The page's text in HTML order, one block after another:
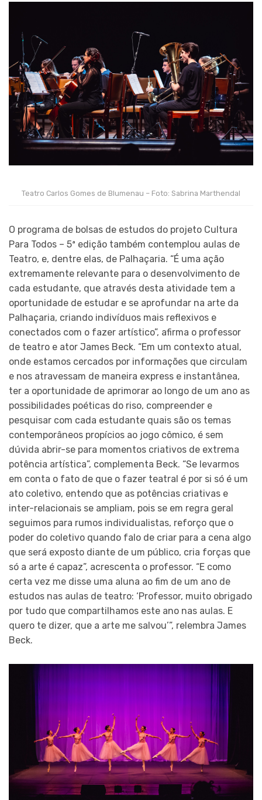
Teatro Carlos Gomes de Blumenau – Foto: Sabrina Marthendal
O programa de bolsas de estudos do projeto Cultura
Para Todos – 5ª edição também contemplou aulas de
Teatro, e, dentre elas, de Palhaçaria. “É uma ação
extremamente relevante para o desenvolvimento de
cada estudante, que através desta atividade tem a
oportunidade de estudar e se aprofundar na arte da
Palhaçaria, criando indivíduos mais reflexivos e
conectados com o fazer artístico”, afirma o professor
de teatro e ator James Beck. “Em um contexto atual,
onde estamos cercados por informações que circulam
e nos atravessam de maneira express e instantânea,
ter a oportunidade de aprimorar ao longo de um ano as
possibilidades poéticas do riso, compreender e
pesquisar com cada estudante quais são os temas
contemporâneos propícios ao jogo cômico, é sem
dúvida abrir-se para momentos criativos de extrema
potência artística”, complementa Beck. “Se levarmos
em conta o fato de que o fazer teatral é por si só é um
ato coletivo, entendo que as potências criativas e
inter-relacionais se ampliam, pois se em regra geral
seguimos para rumos individualistas, reforço que o
poder do coletivo quando falo de criar para a cena algo
que será exposto diante de um público, cria forças que
só a arte é capaz”, acrescenta o professor. “E como
certa vez me disse uma aluna ao fim de um ano de
estudos nas aulas de teatro: ‘Professor, muito obrigado
por tudo que compartilhamos este ano nas aulas. E
quero te dizer, que a arte me salvou’”, relembra James
Beck.